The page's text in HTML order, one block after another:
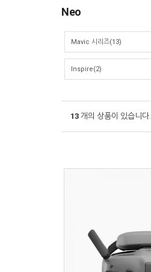
Neo
Mavic 시리즈(13)
Inspire(2)
13 개의 상품이 있습니다.